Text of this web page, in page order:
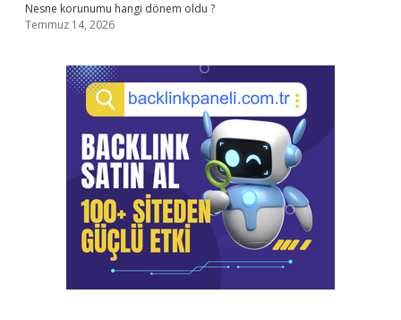
Nesne korunumu hangi dönem oldu ?
Temmuz 14, 2026